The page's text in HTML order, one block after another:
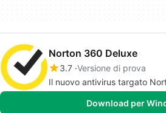
Norton 360 Deluxe
3.7 Versione di prova
Il nuovo antivirus targato
Download per